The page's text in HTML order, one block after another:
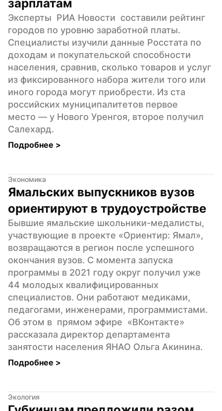
зарплатам
Эксперты  РИА Новости  составили рейтинг
городов по уровню заработной платы.
Специалисты изучили данные Росстата по
доходам и покупательской способности
населения, сравнив, сколько товаров и услуг
из фиксированного набора жители того или
иного города могут приобрести. Из ста
российских муниципалитетов первое
место — у Нового Уренгоя, второе получил
Салехард.
Подробнее >
Экономика
Ямальских выпускников вузов
ориентируют в трудоустройстве
Бывшие ямальские школьники-медалисты,
участвующие в проекте «Ориентир: Ямал»,
возвращаются в регион после успешного
окончания вузов. С момента запуска
программы в 2021 году округ получил уже
44 молодых квалифицированных
специалистов. Они работают медиками,
педагогами, инженерами, программистами.
Об этом в  прямом эфире  «ВКонтакте»
рассказала директор департамента
занятости населения ЯНАО Ольга Акинина.
Подробнее >
Экология